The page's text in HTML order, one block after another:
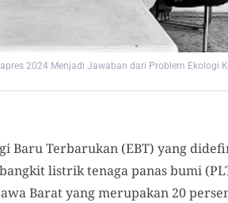
2024 Menjadi Jawaban dari Problem Ekologi
Baru Terbarukan (EBT) yang
listrik tenaga panas bumi
Barat yang merupakan 20